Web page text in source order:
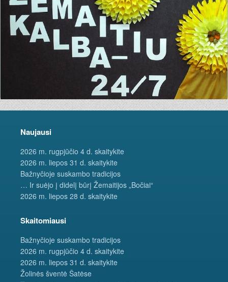
Naujausi
2026 m. rugpjūčio 4 d. skaitykite
2026 m. liepos 31 d. skaitykite
Bažnyčioje suskambo tradicijos
… Ir suėjo į didelį būrį Žemaitijos „Bočiai“
2026 m. liepos 28 d. skaitykite
Skaitomiausi
Bažnyčioje suskambo tradicijos
2026 m. rugpjūčio 4 d. skaitykite
2026 m. liepos 31 d. skaitykite
Žolinės šventė Šatėse